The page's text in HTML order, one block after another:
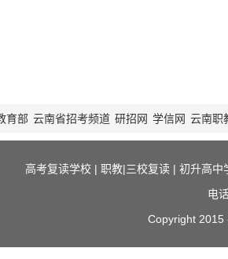
育部 云南省招考频道 研招网 学信网 云南职
高考复读学校| 职教|三校复读| 初升高中
电
Copyright